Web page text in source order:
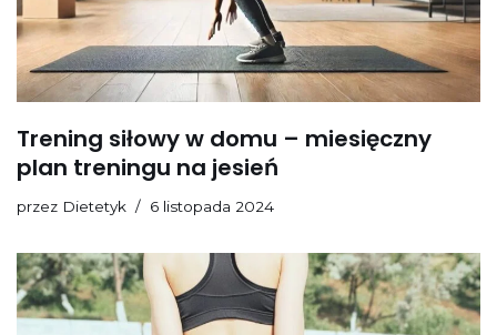
Trening siłowy w domu – miesięczny
plan treningu na jesień
przez Dietetyk 6 listopada 2024